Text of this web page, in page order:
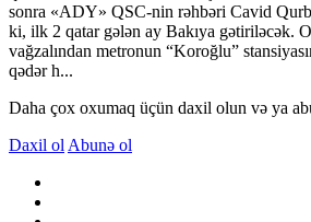
sonra «ADY» QSC-nin rəhbəri Cavid
ki, ilk 2 qatar gələn ay Bakıya gətiriləcək.
vağzalından metronun “Koroğlu”
qədər h...
Daha çox oxumaq üçün daxil olun və ya
Daxil ol Abunə ol